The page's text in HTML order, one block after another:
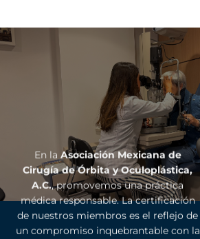
En la Asociación Mexicana de
Cirugía de Órbita y Oculoplástica,
A.C., promovemos una práctica
médica responsable. La certificación
de nuestros miembros es el reflejo de
un compromiso inquebrantable con la